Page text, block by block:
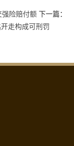
强险赔付额 下一篇：
走构成可刑罚